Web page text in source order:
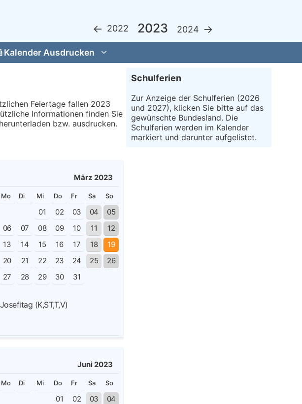
← 2022 2023 2024 →
Kalender Ausdrucken
Feiertage fallen 2023
Informationen finden Sie
bzw. ausdrucken.
März 2023
Mo Di Mi Do Fr Sa So
01 02 03 04 05
06 07 08 09 10 11 12
13 14 15 16 17 18 19
20 21 22 23 24 25 26
27 28 29 30 31
Josefitag (K,ST,T,V)
Juni 2023
Mo Di Mi Do Fr Sa So
01 02 03 04
Schulferien
Zur Anzeige der Schulferien (2026
und 2027), klicken Sie bitte auf das
gewünschte Bundesland. Die
Schulferien werden im Kalender
markiert und darunter aufgelistet.